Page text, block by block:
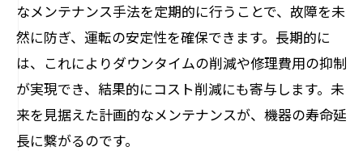
なメンテナンス手法を定期的に行うことで、故障を未
然に防ぎ、運転の安定性を確保できます。長期的に
は、これによりダウンタイムの削減や修理費用の抑制
が実現でき、結果的にコスト削減にも寄与します。未
来を見据えた計画的なメンテナンスが、機器の寿命延
長に繋がるのです。